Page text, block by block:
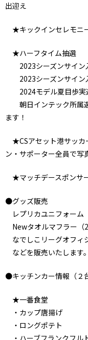
出迎え
★キックインセレモニ
★ハーフタイム抽選
2023シーズンサイン
2023シーズンサイン
2024モデル夏目歩実
朝日インテック所属選
ます！
★CSアセット港サッカ
ン・サポーター全員で写
★マッチデースポンサ
●グッズ販売
レプリカユニフォーム
Newタオルマフラー（
なでしこリーグオフィ
などを販売いたします。
●キッチンカー情報（２
★一番食堂
・カップ唐揚げ
・ロングポテト